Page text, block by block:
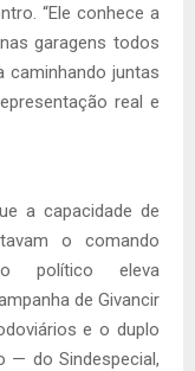
“Ele conhece a
garagens todos
caminhando juntas
real e
a capacidade de
o comando
político eleva
de Givancir
e o duplo
— do Sindespecial,